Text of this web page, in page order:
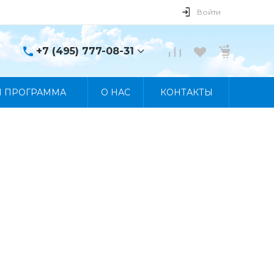
Войти
+7 (495) 777-08-31
+7 (495) 777-08-31
ПРОГРАММА О НАС КОНТАКТЫ